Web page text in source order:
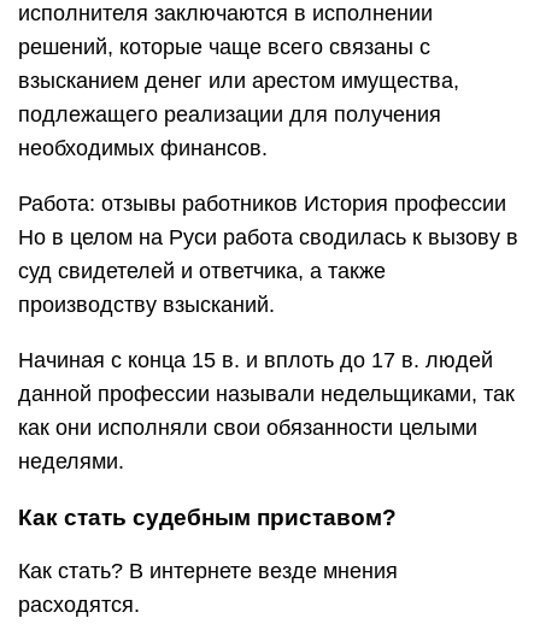
исполнителя заключаются в исполнении
решений, которые чаще всего связаны с
взысканием денег или арестом имущества,
подлежащего реализации для получения
необходимых финансов.
Работа: отзывы работников История профессии
Но в целом на Руси работа сводилась к вызову в
суд свидетелей и ответчика, а также
производству взысканий.
Начиная с конца 15 в. и вплоть до 17 в. людей
данной профессии называли недельщиками, так
как они исполняли свои обязанности целыми
неделями.
Как стать судебным приставом?
Как стать? В интернете везде мнения
расходятся.